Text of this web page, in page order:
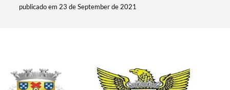
publicado em 23 de September de 2021